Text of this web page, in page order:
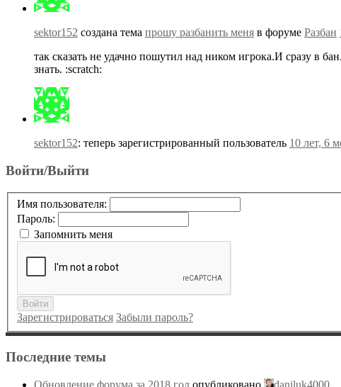
sektor152 создана тема прошу разбанить меня в форуме Разбан
так сказать не удачно пошутил над ником игрока.И сразу в
знать. :scratch:
sektor152: теперь зарегистрированный пользователь 10 лет, 6
Войти/Выйти
Имя пользователя:
Пароль:
Запомнить меня
Войти
Зарегистрироваться Забыли пароль?
Последние темы
Обновление форума за 2018 год опубликовано daniluk4000